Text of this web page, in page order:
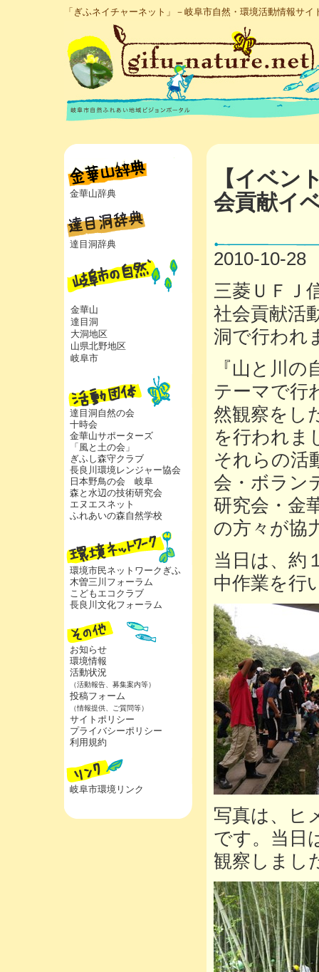
「ぎふネイチャーネット」－岐阜市自然・環境活動情報サイ
金華山辞典
達目洞辞典
金華山
達目洞
大洞地区
山県北野地区
岐阜市
達目洞自然の会
十時会
金華山サポーターズ
「風と土の会」
ぎふし森守クラブ
長良川環境レンジャー協会
日本野鳥の会 岐阜
森と水辺の技術研究会
エヌエスネット
ふれあいの森自然学校
環境市民ネットワークぎふ
木曽三川フォーラム
こどもエコクラブ
長良川文化フォーラム
お知らせ
環境情報
活動状況
（活動報告、募集案内等）
投稿フォーム
（情報提供、ご質問等）
サイトポリシー
プライバシーポリシー
利用規約
岐阜市環境リンク
【イベン
会貢献イ
2010-10-28
三菱ＵＦＪ
社会貢献活
洞で行われ
『山と川
テーマで行
然観察をし
を行われま
それらの活
会・ボラン
研究会・金
の方々が協
当日は、約
中作業を行
写真は、ヒ
です。当日
観察しまし